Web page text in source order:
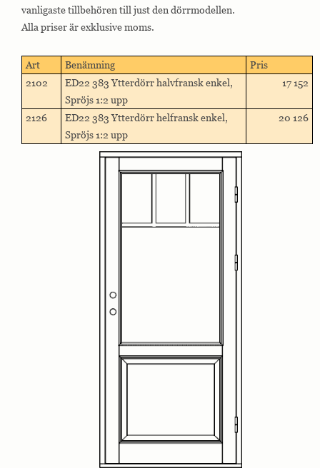
vanligaste tillbehören till just den dörrmodellen.
Alla priser är exklusive moms.
Art Benämning
Pris
2102
ED22 383 Ytterdörr halvfransk enkel,
Spröjs 1:2 upp
17 152
2126
ED22 383 Ytterdörr helfransk enkel,
Spröjs 1:2 upp
20 126